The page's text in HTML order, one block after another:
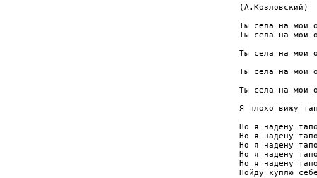
(А.Козловский)
Ты села на мои
Ты села на мои
Ты села на мои
Ты села на мои
Ты села на мои
Я плохо вижу
Но я надену
Но я надену
Но я надену
Но я надену
Но я надену
Пойду куплю